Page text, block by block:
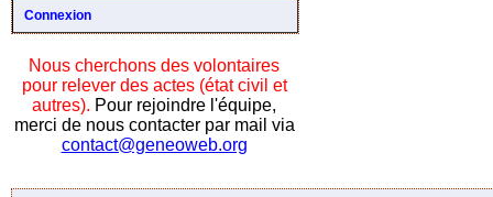
Connexion
Nous cherchons des volontaires
pour relever des actes (état civil et
autres). Pour rejoindre l'équipe,
merci de nous contacter par mail via
contact@geneoweb.org